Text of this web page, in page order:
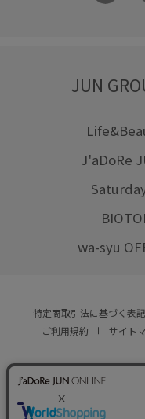
JUN
J'aDoRe
wa-syu
特定商取引法に基づく表記
ご利用規約
サイト
© JUN